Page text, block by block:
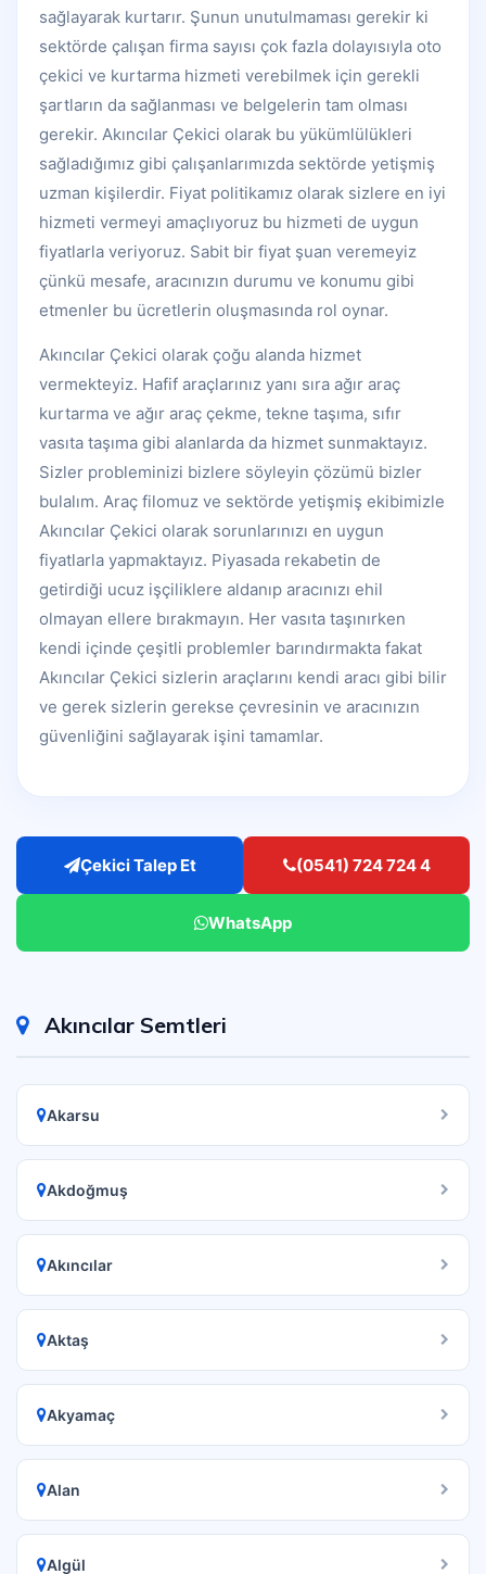
sağlayarak kurtarır. Şunun unutulmaması gerekir ki
sektörde çalışan firma sayısı çok fazla dolayısıyla oto
çekici ve kurtarma hizmeti verebilmek için gerekli
şartların da sağlanması ve belgelerin tam olması
gerekir. Akıncılar Çekici olarak bu yükümlülükleri
sağladığımız gibi çalışanlarımızda sektörde yetişmiş
uzman kişilerdir. Fiyat politikamız olarak sizlere en iyi
hizmeti vermeyi amaçlıyoruz bu hizmeti de uygun
fiyatlarla veriyoruz. Sabit bir fiyat şuan veremeyiz
çünkü mesafe, aracınızın durumu ve konumu gibi
etmenler bu ücretlerin oluşmasında rol oynar.
Akıncılar Çekici olarak çoğu alanda hizmet
vermekteyiz. Hafif araçlarınız yanı sıra ağır araç
kurtarma ve ağır araç çekme, tekne taşıma, sıfır
vasıta taşıma gibi alanlarda da hizmet sunmaktayız.
Sizler probleminizi bizlere söyleyin çözümü bizler
bulalım. Araç filomuz ve sektörde yetişmiş ekibimizle
Akıncılar Çekici olarak sorunlarınızı en uygun
fiyatlarla yapmaktayız. Piyasada rekabetin de
getirdiği ucuz işçiliklere aldanıp aracınızı ehil
olmayan ellere bırakmayın. Her vasıta taşınırken
kendi içinde çeşitli problemler barındırmakta fakat
Akıncılar Çekici sizlerin araçlarını kendi aracı gibi bilir
ve gerek sizlerin gerekse çevresinin ve aracınızın
güvenliğini sağlayarak işini tamamlar.
Çekici Talep Et (0541) 724 724 4
WhatsApp
Akıncılar Semtleri
Akarsu
Akdoğmuş
Akıncılar
Aktaş
Akyamaç
Alan
Algül